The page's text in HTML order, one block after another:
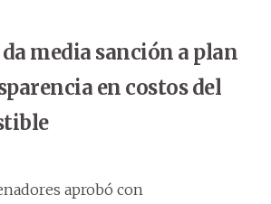
da media sanción a plan
en costos del
aprobó con